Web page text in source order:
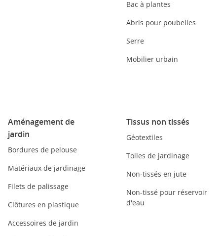
Bac à plantes
Abris pour poubelles
Serre
Mobilier urbain
Aménagement de
jardin
Bordures de pelouse
Matériaux de jardinage
Filets de palissage
Clôtures en plastique
Accessoires de jardin
Tissus non tissés
Géotextiles
Toiles de jardinage
Non-tissés en jute
Non-tissé pour réservoir
d'eau